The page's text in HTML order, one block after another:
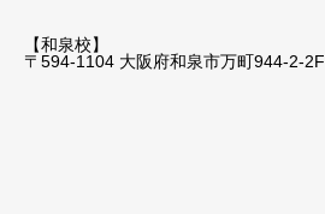
【和泉校】
〒594-1104 大阪府和泉市万町944-2-2F